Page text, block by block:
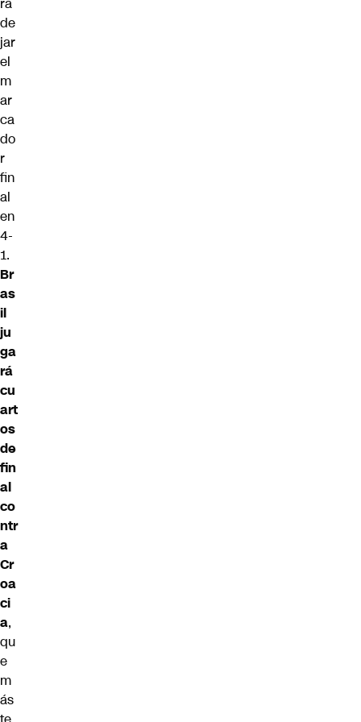
de
jar
el
m
ar
ca
do
r
fin
al
en
4-
1.
Br
as
il
ju
ga
rá
cu
art
os
de
fin
al
co
ntr
a
Cr
oa
ci
a,
qu
e
m
ás